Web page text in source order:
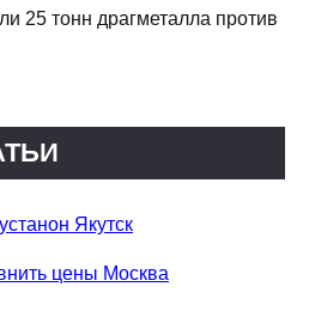
25 тонн драгметалла против
Якутск
цены Москва